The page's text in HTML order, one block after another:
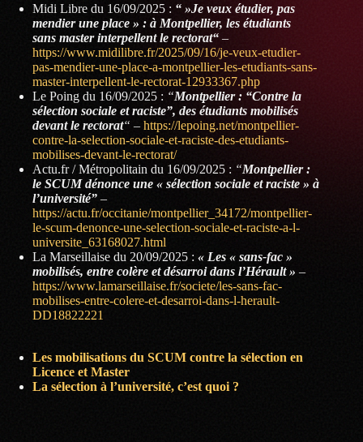
Midi Libre du 16/09/2025 : “ »Je veux étudier, pas
mendier une place » : à Montpellier, les étudiants
sans master interpellent le rectorat“ –
https://www.midilibre.fr/2025/09/16/je-veux-etudier-
pas-mendier-une-place-a-montpellier-les-etudiants-sans-
master-interpellent-le-rectorat-12933367.php
Le Poing du 16/09/2025 : “Montpellier : “Contre la
sélection sociale et raciste”, des étudiants mobilisés
devant le rectorat“ – https://lepoing.net/montpellier-
contre-la-selection-sociale-et-raciste-des-etudiants-
mobilises-devant-le-rectorat/
Actu.fr / Métropolitain du 16/09/2025 : “Montpellier :
le SCUM dénonce une « sélection sociale et raciste » à
l’université”–
https://actu.fr/occitanie/montpellier_34172/montpellier-
le-scum-denonce-une-selection-sociale-et-raciste-a-l-
universite_63168027.html
La Marseillaise du 20/09/2025 : « Les « sans-fac »
mobilisés, entre colère et désarroi dans l’Hérault » –
https://www.lamarseillaise.fr/societe/les-sans-fac-
mobilises-entre-colere-et-desarroi-dans-l-herault-
DD18822221
Les mobilisations du SCUM contre la sélection en
Licence et Master
La sélection à l’université, c’est quoi ?